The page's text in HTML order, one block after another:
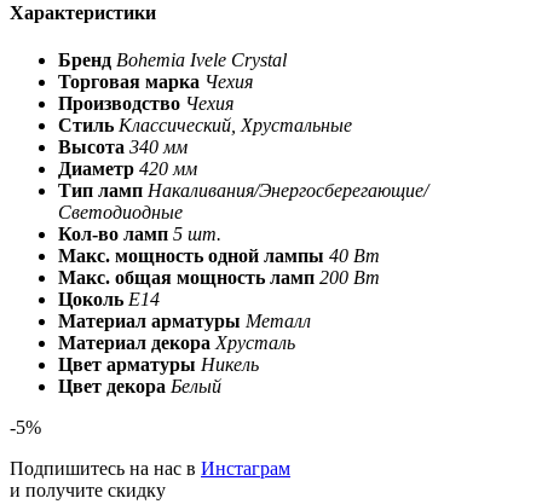
Характеристики
Бренд Bohemia Ivele Crystal
Торговая марка Чехия
Производство Чехия
Стиль Классический, Хрустальные
Высота 340 мм
Диаметр 420 мм
Тип ламп Накаливания/Энергосберегающие/
Светодиодные
Кол-во ламп 5 шт.
Макс. мощность одной лампы 40 Вт
Макс. общая мощность ламп 200 Вт
Цоколь E14
Материал арматуры Металл
Материал декора Хрусталь
Цвет арматуры Никель
Цвет декора Белый
-5%
Подпишитесь на нас в Инстаграм
и получите скидку